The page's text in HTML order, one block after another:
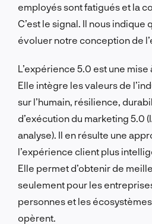
employés sont fatigués et la
C’est le signal. Il nous indique
évoluer notre conception de
L’expérience 5.0 est une mise
Elle intègre les valeurs de
sur l’humain, résilience,
d’exécution du marketing 5.0
analyse). Il en résulte une
l’expérience client plus
Elle permet d’obtenir de
seulement pour les
personnes et les
opèrent.